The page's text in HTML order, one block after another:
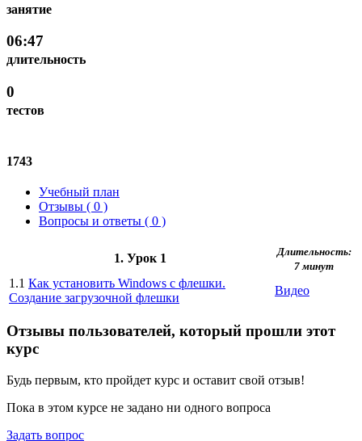
занятие
06:47
длительность
0
тестов
1743
Учебный план
Отзывы ( 0 )
Вопросы и ответы ( 0 )
1. Урок 1
Длительность:
7 минут
1.1 Как установить Windows с флешки.
Создание загрузочной флешки
Видео
Отзывы пользователей, который прошли этот
курс
Будь первым, кто пройдет курс и оставит свой отзыв!
Пока в этом курсе не задано ни одного вопроса
Задать вопрос